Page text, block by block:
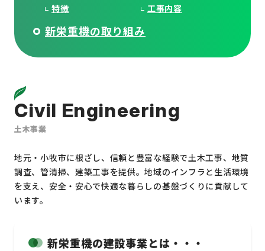
特徴 工事内容
新栄重機の取り組み
土木事業
Civil Engineering
地元・小牧市に根ざし、信頼と豊富な経験で土木工事、地質
調査、管清掃、建築工事を提供。地域のインフラと生活環境
を支え、安全・安心で快適な暮らしの基盤づくりに貢献して
います。
新栄重機の建設事業とは・・・